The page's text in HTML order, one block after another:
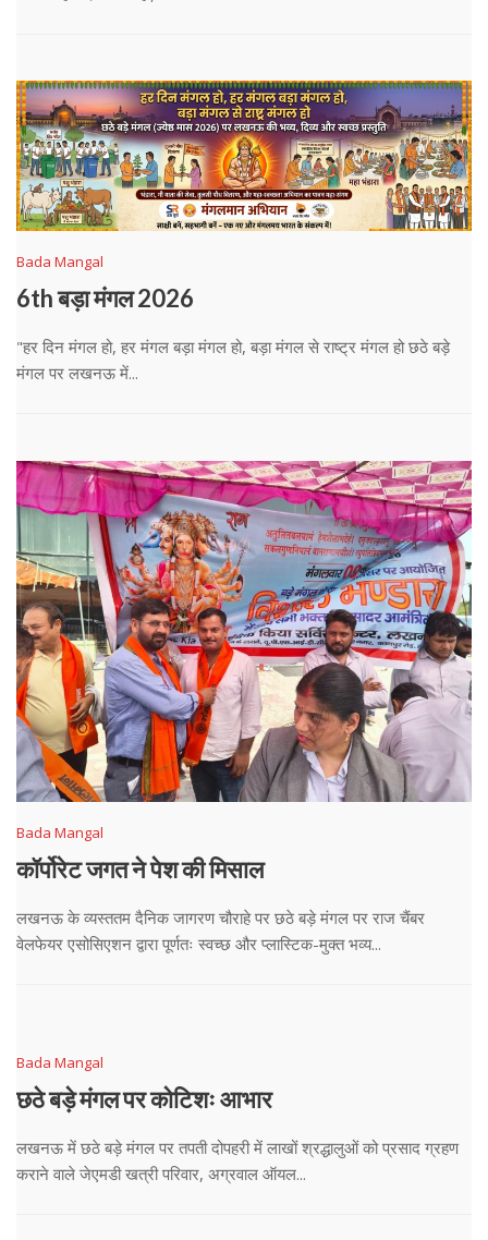
Bada Mangal
6th बड़ा मंगल 2026
"हर दिन मंगल हो, हर मंगल बड़ा मंगल हो, बड़ा मंगल से राष्ट्र मंगल हो छठे बड़े
मंगल पर लखनऊ में...
Bada Mangal
कॉर्पोरेट जगत ने पेश की मिसाल
लखनऊ के व्यस्ततम दैनिक जागरण चौराहे पर छठे बड़े मंगल पर राज चैंबर
वेलफेयर एसोसिएशन द्वारा पूर्णतः स्वच्छ और प्लास्टिक-मुक्त भव्य...
Bada Mangal
छठे बड़े मंगल पर कोटिशः आभार
लखनऊ में छठे बड़े मंगल पर तपती दोपहरी में लाखों श्रद्धालुओं को प्रसाद ग्रहण
कराने वाले जेएमडी खत्री परिवार, अग्रवाल ऑयल...